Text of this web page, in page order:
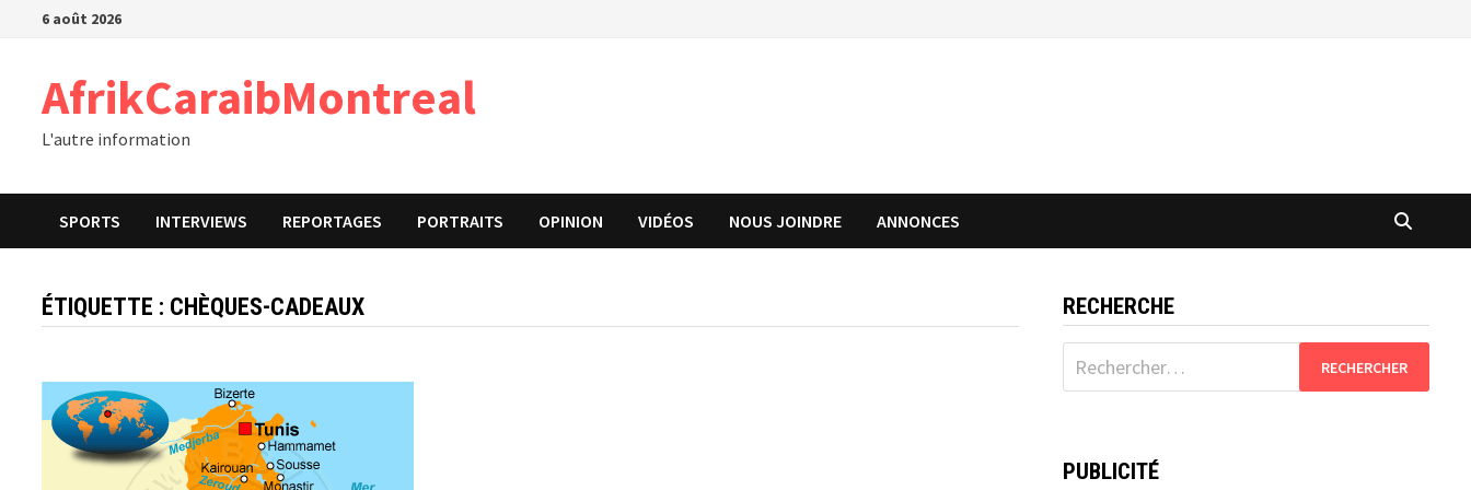
Passer6 août 2026
AfrikCaraibMontreal
L'autre information
SPORTS INTERVIEWS REPORTAGES PORTRAITS OPINION VIDÉOS NOUS JOINDRE ANNONCES
ÉTIQUETTE : CHÈQUES-CADEAUX RECHERCHE
Rechercher :
PUBLICITÉ